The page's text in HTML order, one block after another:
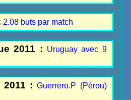
2.08 buts par match
2011 : Uruguay avec 9
2011 : Guerrero.P (Pérou)